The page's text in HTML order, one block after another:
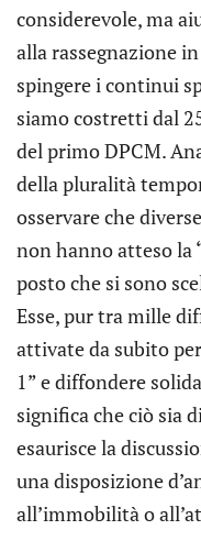
considerevole, ma
alla rassegnazione
spingere i continui
siamo costretti dal
del primo DPCM.
della pluralità
osservare che
non hanno atteso la
posto che si sono
Esse, pur tra mille
attivate da subito
1” e diffondere
significa che ciò sia
esaurisce la
una disposizione
all’immobilità o